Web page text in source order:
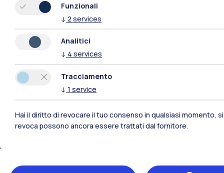
Polimi Community
Tutti i siti dell’ecosistema
Funzionali
↓ 2 services
Analitici
↓ 4 services
Tracciamento
↓ 1 service
Hai il diritto di revocare il tuo consenso in qualsiasi momento,
revoca possono ancora essere trattati dal fornitore.